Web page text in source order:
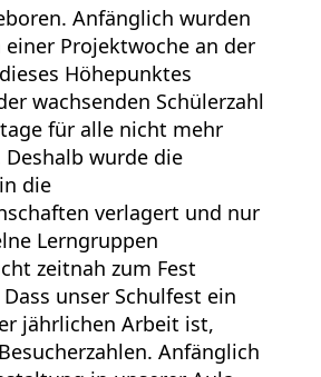
Anfänglich wurden
einer Projektwoche an der
Höhepunktes
wachsenden Schülerzahl
für alle nicht mehr
Deshalb wurde die
die
verlagert und nur
Lerngruppen
zeitnah zum Fest
unser Schulfest ein
jährlichen Arbeit ist,
Anfänglich